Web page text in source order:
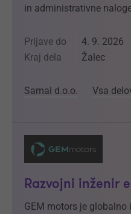
in administrativne
Prijave do 4. 9. 2026
Kraj dela Žalec
Samal d.o.o. Vsa
Razvojni inženir
GEM motors je